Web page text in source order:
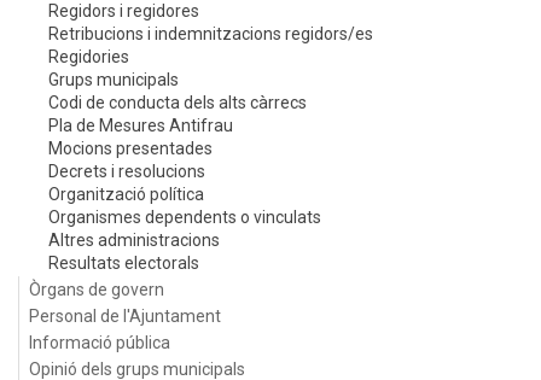
Regidors i regidores
Retribucions i indemnitzacions regidors/es
Regidories
Grups municipals
Codi de conducta dels alts càrrecs
Pla de Mesures Antifrau
Mocions presentades
Decrets i resolucions
Organització política
Organismes dependents o vinculats
Altres administracions
Resultats electorals
Òrgans de govern
Personal de l'Ajuntament
Informació pública
Opinió dels grups municipals